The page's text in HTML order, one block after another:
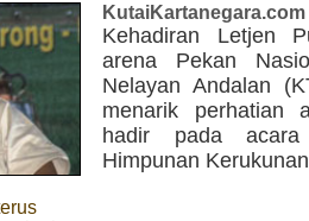
KutaiKartanegara.com
Kehadiran Letjen
arena Pekan
Nelayan Andalan
menarik perhatian
hadir pada
Himpunan